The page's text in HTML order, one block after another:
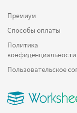
Карта Европы
Падежи
Таблица умножения
Голова
Поиск слов
Прописи цифра 10
Премиум
Способы оплаты
Политика
конфиденциальности
Пользовательское